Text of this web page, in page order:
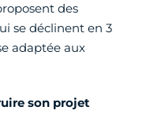
des
se déclinent en 3
adaptée aux
son projet